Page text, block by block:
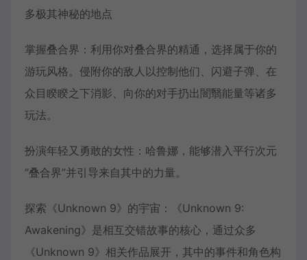
多极其神秘的地点
掌握叠合界：利用你对叠合界的精通，选择属于你的
游玩风格。侵附你的敌人以控制他们、闪避子弹、在
众目睽睽之下消影、向你的对手扔出闇翳能量等诸多
玩法。
扮演年轻又勇敢的女性：哈鲁娜，能够潜入平行次元
“叠合界”并引导来自其中的力量。
探索《Unknown 9》的宇宙：《Unknown 9:
Awakening》是相互交错故事的核心，通过众多
《Unknown 9》相关作品展开，其中的事件和角色构